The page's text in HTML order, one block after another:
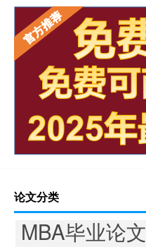
论文分类
MBA毕业论文